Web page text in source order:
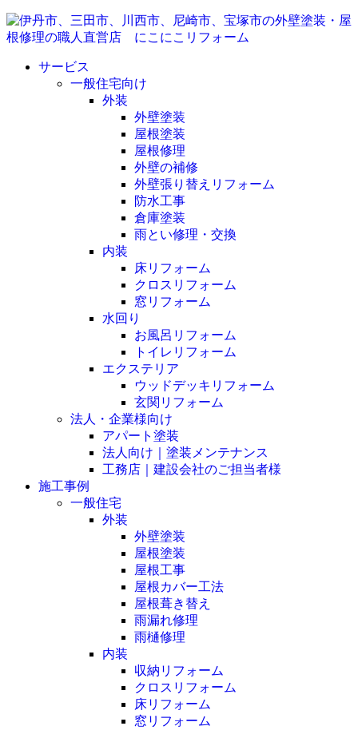
サービス
一般住宅向け
外装
外壁塗装
屋根塗装
屋根修理
外壁の補修
外壁張り替えリフォーム
防水工事
倉庫塗装
雨とい修理・交換
内装
床リフォーム
クロスリフォーム
窓リフォーム
水回り
お風呂リフォーム
トイレリフォーム
エクステリア
ウッドデッキリフォーム
玄関リフォーム
法人・企業様向け
アパート塗装
法人向け｜塗装メンテナンス
工務店｜建設会社のご担当者様
施工事例
一般住宅
外装
外壁塗装
屋根塗装
屋根工事
屋根カバー工法
屋根葺き替え
雨漏れ修理
雨樋修理
内装
収納リフォーム
クロスリフォーム
床リフォーム
窓リフォーム